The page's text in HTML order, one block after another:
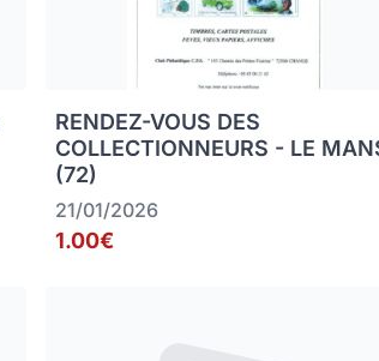
RENDEZ-VOUS DES
COLLECTIONNEURS - LE
(72)
21/01/2026
1.00€